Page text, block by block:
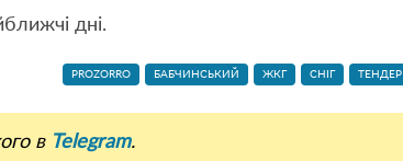
дні.
PROZORRO БАБЧИНСЬКИЙ ЖКГ СНІГ ТЕНДЕР
в Telegram.